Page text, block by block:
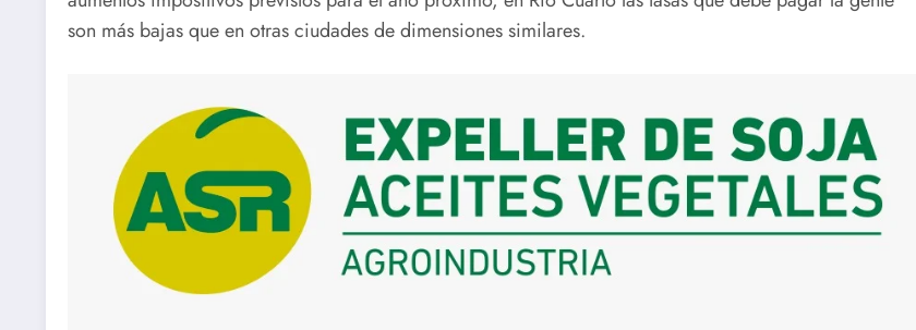
son más bajas que en otras ciudades de dimensiones similares.